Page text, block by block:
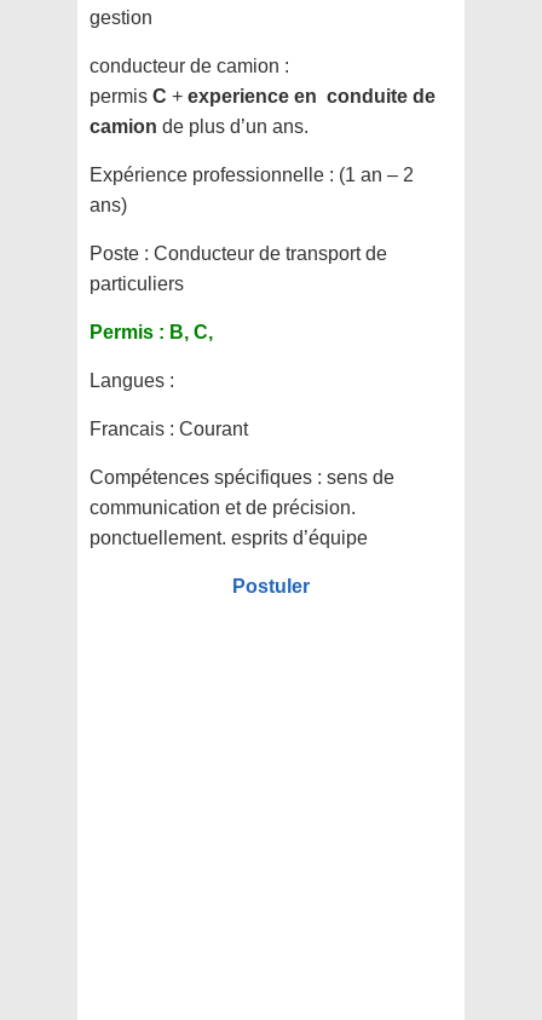
gestion
conducteur de camion :
permis C + experience en conduite de
camion de plus d’un ans.
Expérience professionnelle : (1 an – 2
ans)
Poste : Conducteur de transport de
particuliers
Permis : B, C,
Langues :
Francais : Courant
Compétences spécifiques : sens de
communication et de précision.
ponctuellement. esprits d’équipe
Postuler